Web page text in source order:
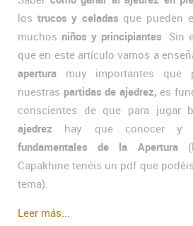
los trucos y celadas que pueden
muchos niños y principiantes. Sin
que en este artículo vamos a
apertura muy importantes que
nuestras partidas de ajedrez, es
conscientes de que para jugar
ajedrez hay que conocer y
fundamentales de la Apertura
Capakhine tenéis un pdf que
tema).
Leer más...